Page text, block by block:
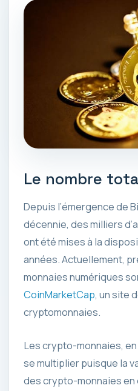
Le nombre
Depuis l’émergence de
décennie, des milliers
ont été mises à la
années. Actuellement,
monnaies numériques
CoinMarketCap, un site
cryptomonnaies.
Les crypto-monnaies,
se multiplier puisque la
des crypto-monnaies en